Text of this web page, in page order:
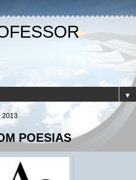
▼
2013
POESIAS